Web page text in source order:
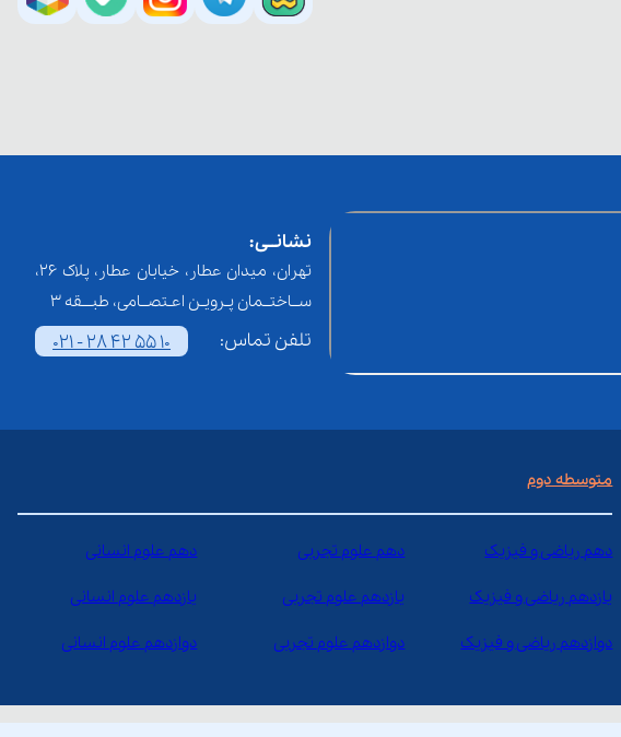
نشانــی:
تهران، میدان عطار، خیابان عطار، پلاک 26،
ســاختــمان پـرویـن اعـتصــامی، طبـــقه 3
تلفن تماس: 021 - 28 42 55 10
متوسطه دوم
دهم ریاضی و فیزیک دهم علوم تجربی دهم علوم انسانی
یازدهم ریاضی و فیزیک یازدهم علوم تجربی یازدهم علوم انسانی
دوازدهم ریاضی و فیزیک دوازدهم علوم تجربی دوازدهم علوم انسانی